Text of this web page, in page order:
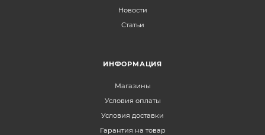
Новости
Статьи
ИНФОРМАЦИЯ
Магазины
Условия оплаты
Условия доставки
Гарантия на товар